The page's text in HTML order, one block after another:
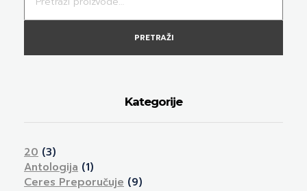
PRETRAŽI
Kategorije
20 (3)
Antologija (1)
Ceres Preporučuje (9)